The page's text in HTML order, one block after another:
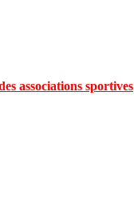
associations sportives